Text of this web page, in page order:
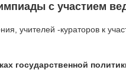
с участием
учителей -кураторов к
государственной